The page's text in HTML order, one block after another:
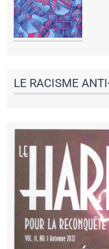
LE RACISME